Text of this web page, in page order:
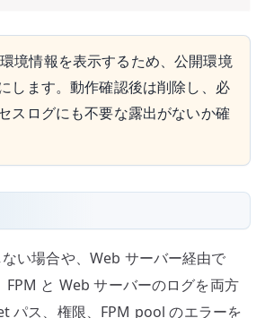
境情報を表示するため、公開環境
します。動作確認後は削除し、必
スログにも不要な露出がないか確
い場合や、Web サーバー経由で
FPM と Web サーバーのログを両方
パス、権限、FPM pool のエラーを